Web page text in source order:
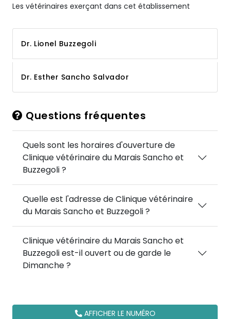
Les vétérinaires exerçant dans cet établissement
Dr. Lionel Buzzegoli
Dr. Esther Sancho Salvador
Questions fréquentes
Quels sont les horaires d'ouverture de
Clinique vétérinaire du Marais Sancho et
Buzzegoli ?
Quelle est l'adresse de Clinique vétérinaire
du Marais Sancho et Buzzegoli ?
Clinique vétérinaire du Marais Sancho et
Buzzegoli est-il ouvert ou de garde le
Dimanche ?
AFFICHER LE NUMÉRO